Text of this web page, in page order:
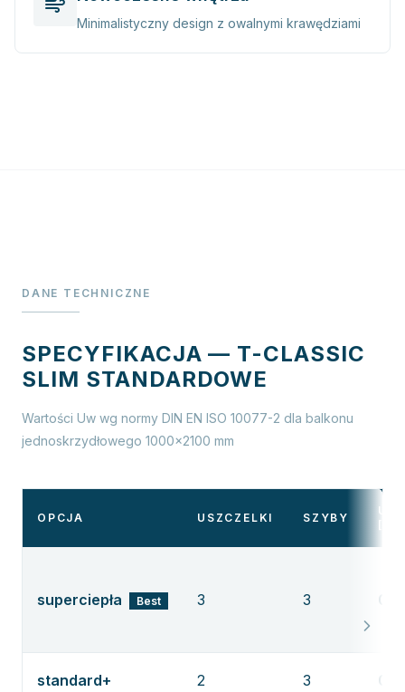
Minimalistyczny design z owalnymi krawędziami
DANE TECHNICZNE
SPECYFIKACJA — T-CLASSIC
SLIM STANDARDOWE
Wartości Uw wg normy DIN EN ISO 10077-2 dla balkonu
jednoskrzydłowego 1000×2100 mm
OPCJA USZCZELKI SZYBY
UW
superciepła Best 3 3
standard+ 2 3